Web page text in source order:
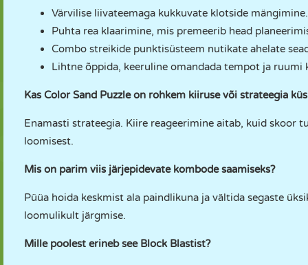
Värvilise liivateemaga kukkuvate klotside mängimine.
Puhta rea klaarimine, mis premeerib head
Combo streikide punktisüsteem nutikate ahelate
Lihtne õppida, keeruline omandada tempot ja ruumi
Kas Color Sand Puzzle on rohkem kiiruse või strateegia
Enamasti strateegia. Kiire reageerimine aitab, kuid skoor
loomisest.
Mis on parim viis järjepidevate kombode saamiseks?
Püüa hoida keskmist ala paindlikuna ja vältida segaste
loomulikult järgmise.
Mille poolest erineb see Block Blastist?